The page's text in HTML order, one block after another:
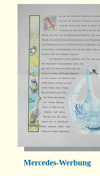
Mercedes-Werbung